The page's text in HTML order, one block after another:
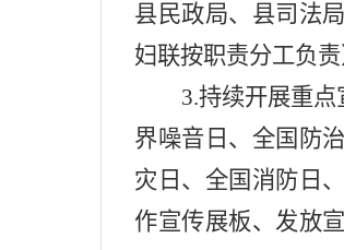
县民政局、县司法
妇联按职责分工负责
3.持续开展重
界噪音日、全国防
灾日、全国消防日
作宣传展板、发放